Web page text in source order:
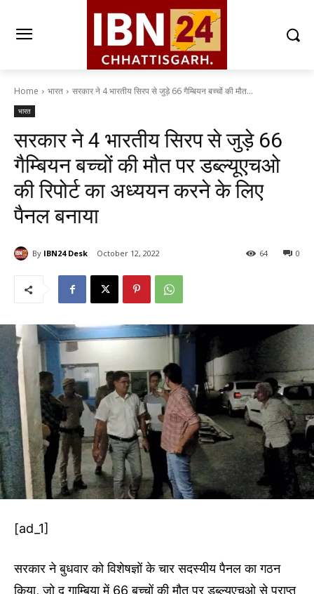
Home भारत सरकार ने 4 भारतीय सिरप से जुड़े 66 गैम्बियन बच्चों की मौत...
भारत
सरकार ने 4 भारतीय सिरप से जुड़े 66
गैम्बियन बच्चों की मौत पर डब्ल्यूएचओ
की रिपोर्ट का अध्ययन करने के लिए
पैनल बनाया
By IBN24 Desk October 12, 2022 0
64
[ad_1]
सरकार ने बुधवार को विशेषज्ञों के चार सदस्यीय पैनल का गठन
किया, जो द गाम्बिया में 66 बच्चों की मौत पर डब्ल्यूएचओ से प्राप्त